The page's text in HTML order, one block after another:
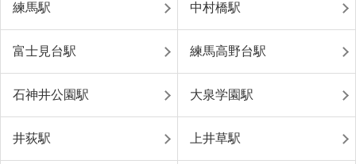
練馬駅 中村橋駅
富士見台駅 練馬高野台駅
石神井公園駅 大泉学園駅
井荻駅 上井草駅